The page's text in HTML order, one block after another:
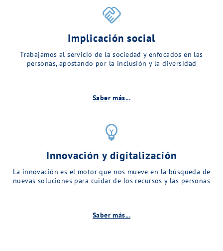
handshake
Implicación social
Trabajamos al servicio de la sociedad y enfocados en las
personas, apostando por la inclusión y la diversidad
Saber más...
emoji_objects
Innovación y digitalización
La innovación es el motor que nos mueve en la búsqueda de
nuevas soluciones para cuidar de los recursos y las personas
Saber más...